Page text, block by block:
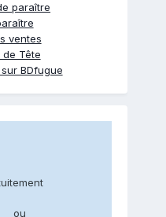
paraître
ventes
de Tête
BDfugue
ou